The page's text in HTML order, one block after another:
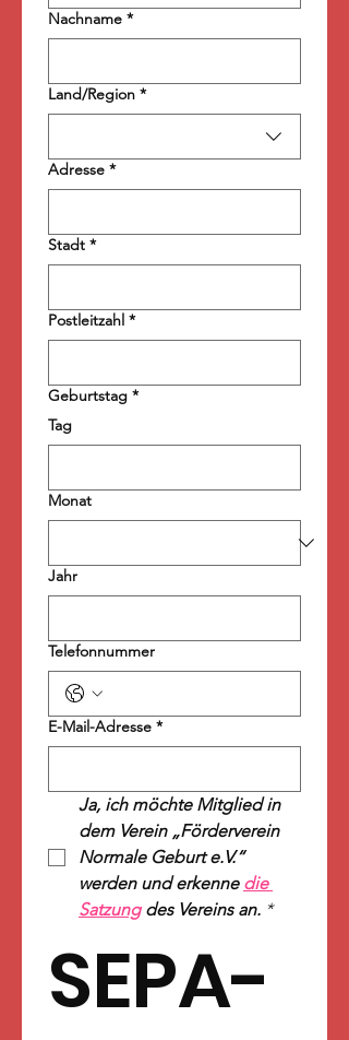
Nachname *
Mehrzeilige Adresse
Land/Region *
Adresse *
Stadt *
Postleitzahl *
Geburtstag *
Tag
Monat
Jahr
Telefonnummer
E-Mail-Adresse *
Ja, ich möchte Mitglied in
dem Verein „Förderverein
Normale Geburt e.V.“
werden und erkenne die
Satzung des Vereins an. *
SEPA-